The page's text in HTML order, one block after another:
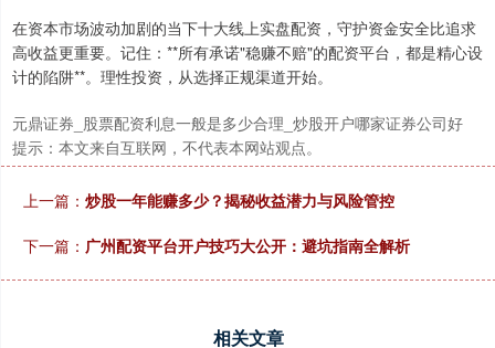
在资本市场波动加剧的当下十大线上实盘配资，守护资金安全比追求
高收益更重要。记住：**所有承诺"稳赚不赔"的配资平台，都是精心设
计的陷阱**。理性投资，从选择正规渠道开始。
元鼎证券_股票配资利息一般是多少合理_炒股开户哪家证券公司好
提示：本文来自互联网，不代表本网站观点。
上一篇： 炒股一年能赚多少？揭秘收益潜力与风险管控
下一篇： 广州配资平台开户技巧大公开：避坑指南全解析
相关文章
沪深300 4694.44 +43.13 +0.93%